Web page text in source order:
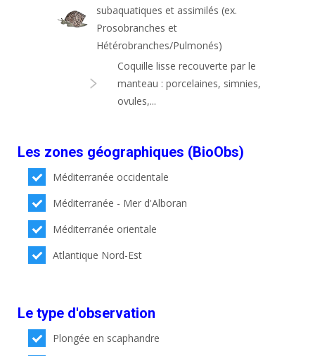
subaquatiques et assimilés (ex.
Prosobranches et
Hétérobranches/Pulmonés)
Coquille lisse recouverte par le
manteau : porcelaines, simnies,
ovules,...
Les zones géographiques (BioObs)
Méditerranée occidentale
Méditerranée - Mer d'Alboran
Méditerranée orientale
Atlantique Nord-Est
Le type d'observation
Plongée en scaphandre